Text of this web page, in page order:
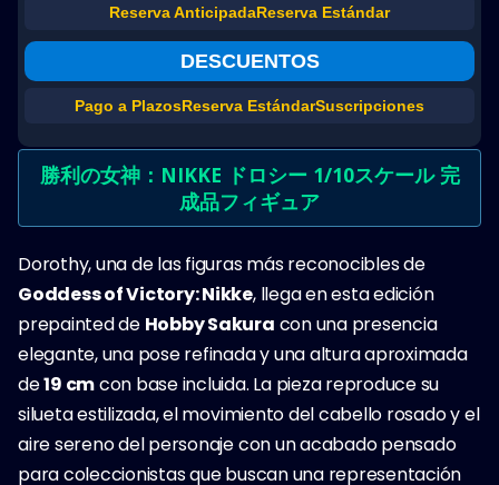
Reserva AnticipadaReserva Estándar
DESCUENTOS
Pago a PlazosReserva EstándarSuscripciones
勝利の女神：NIKKE ドロシー 1/10スケール 完
成品フィギュア
Dorothy, una de las figuras más reconocibles de
Goddess of Victory: Nikke, llega en esta edición
prepainted de Hobby Sakura con una presencia
elegante, una pose refinada y una altura aproximada
de19 cmcon base incluida. La pieza reproduce su
silueta estilizada, el movimiento del cabello rosado y el
aire sereno del personaje con un acabado pensado
para coleccionistas que buscan una representación